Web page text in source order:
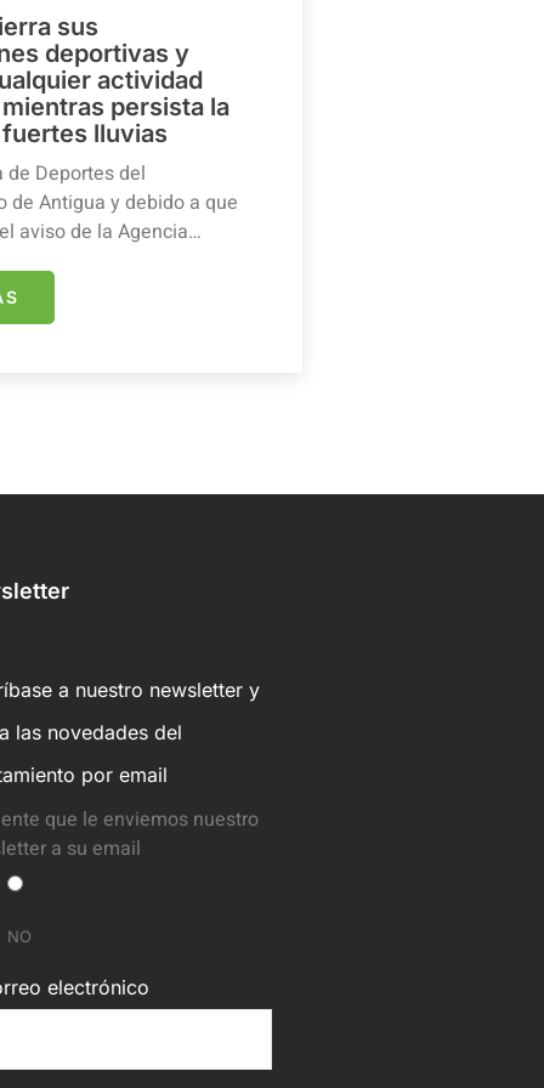
sus
deportivas y
actividad
persista la
lluvias
de Deportes del
de Antigua y debido a que
aviso de la Agencia…
a nuestro newsletter y
las novedades del
por email
que le enviemos nuestro
a su email
NO
electrónico